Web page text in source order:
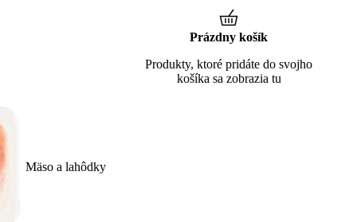
Mäso a lahôdky
Prázdny košík
Produkty, ktoré pridáte do svojho
košíka sa zobrazia tu